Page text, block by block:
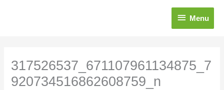
Menu
Menu
317526537_671107961134875_7
920734516862608759_n